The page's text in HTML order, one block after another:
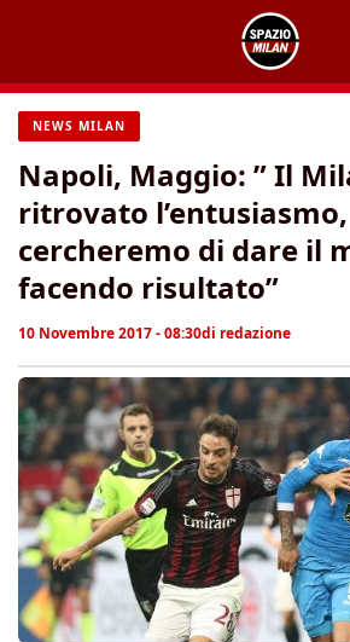
contenuto
NEWS MILAN
Napoli, Maggio: ” Il
ritrovato l’entusiasmo,
cercheremo di dare il
facendo risultato”
10 Novembre 2017 - 08:30di redazione